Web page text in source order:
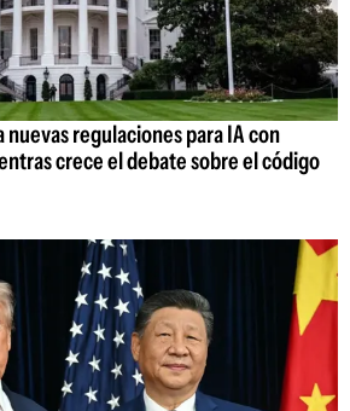
nuevas regulaciones para IA con
crece el debate sobre el código